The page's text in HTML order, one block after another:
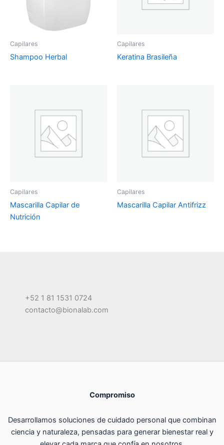
Capilares
Shampoo Herbal
Capilares
Keratina Brasileña
Capilares
Mascarilla Capilar de
Nutrición
Capilares
Mascarilla Capilar Antifrizz
+52 1 81 1531 0724
contacto@bionalab.com
Compromiso
Desarrollamos soluciones de cuidado personal que combinan
ciencia y naturaleza, pensadas para generar bienestar real y